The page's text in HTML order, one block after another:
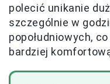
polecić unikanie
szczególnie w
popołudniowych,
bardziej